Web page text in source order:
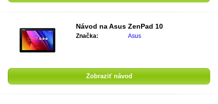
Návod naAsus ZenPad 10
Značka: Asus
Zobraziť návod